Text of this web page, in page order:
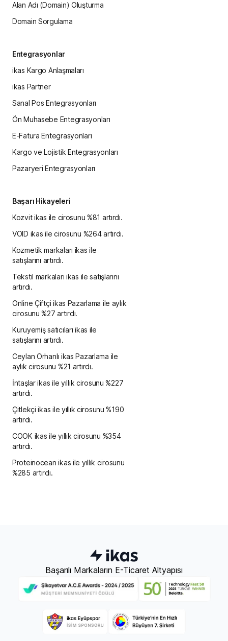
Entegrasyonlar
ikas Kargo Anlaşmaları
ikas Partner
Sanal Pos Entegrasyonları
Ön Muhasebe Entegrasyonları
E-Fatura Entegrasyonları
Kargo ve Lojistik Entegrasyonları
Pazaryeri Entegrasyonları
Alan Adı (Domain) Oluşturma
Domain Sorgulama
Başarı Hikayeleri
Kozvit ikas ile cirosunu %81 artırdı.
VOID ikas ile cirosunu %264 artırdı.
Kozmetik markaları ikas ile
satışlarını artırdı.
Tekstil markaları ikas ile satışlarını
artırdı.
Online Çiftçi ikas Pazarlama ile aylık
cirosunu %27 artırdı.
Kuruyemiş satıcıları ikas ile
satışlarını artırdı.
Ceylan Orhanlı ikas Pazarlama ile
aylık cirosunu %21 artırdı.
İntaşlar ikas ile yıllık cirosunu %227
artırdı.
Çitlekçi ikas ile yıllık cirosunu %190
artırdı.
COOK ikas ile yıllık cirosunu %354
artırdı.
Proteinocean ikas ile yıllık cirosunu
%285 artırdı.
Başarılı Markaların E-Ticaret Altyapısı